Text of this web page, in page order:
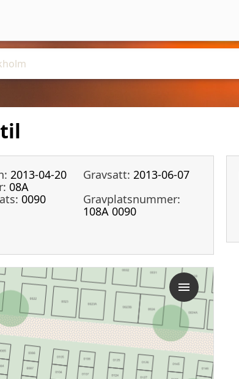
2013-04-20 Gravsatt: 2013-06-07
08A
0090
Gravplatsnummer:
108A 0090